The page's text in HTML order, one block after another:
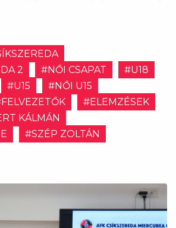
2
#NŐI CSAPAT
#U18
#U15
#NŐI U15
#ELEMZÉSEK
KÁLMÁN
#SZÉP ZOLTÁN